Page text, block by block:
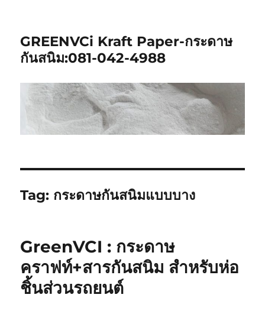
GREENVCi Kraft Paper-กระดาษ
กันสนิม:081-042-4988
Tag: กระดาษกันสนิมแบบบาง
GreenVCI : กระดาษ
คราฟท์+สารกันสนิม สำหรับห่อ
ชิ้นส่วนรถยนต์